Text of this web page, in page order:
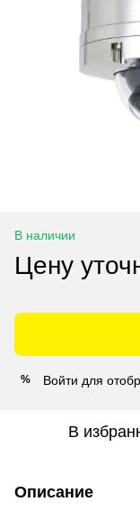
В наличии
Цену
% Войти для
В
Описание